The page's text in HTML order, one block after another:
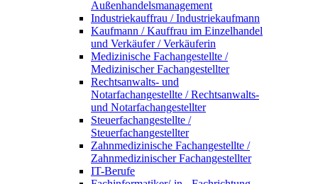
Außenhandelsmanagement
Industriekauffrau / Industriekaufmann
Kaufmann / Kauffrau im Einzelhandel
und Verkäufer / Verkäuferin
Medizinische Fachangestellte /
Medizinischer Fachangestellter
Rechtsanwalts- und
Notarfachangestellte / Rechtsanwalts-
und Notarfachangestellter
Steuerfachangestellte /
Steuerfachangestellter
Zahnmedizinische Fachangestellte /
Zahnmedizinischer Fachangestellter
IT-Berufe